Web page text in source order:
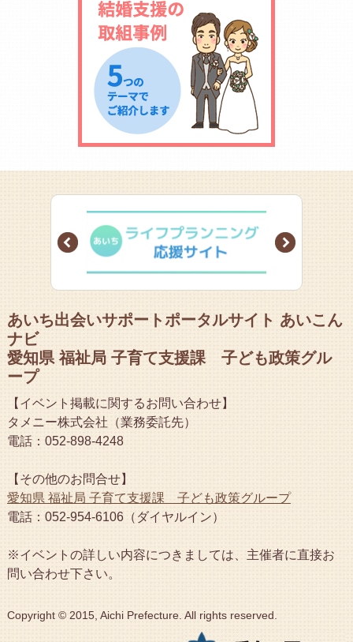
Prev Next
あいち出会いサポートポータルサイト あいこん
ナビ
愛知県 福祉局 子育て支援課 子ども政策グル
ープ
【イベント掲載に関するお問い合わせ】
タメニー株式会社（業務委託先）
電話：052-898-4248
【その他のお問合せ】
愛知県 福祉局 子育て支援課 子ども政策グループ
電話：052-954-6106（ダイヤルイン）
※イベントの詳しい内容につきましては、主催者に直接お
問い合わせ下さい。
Copyright © 2015, Aichi Prefecture. All rights reserved.